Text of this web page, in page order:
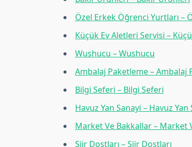
Özel Erkek Öğrenci Yurtları –
Küçük Ev Aletleri Servisi –
Wushucu – Wushucu
Ambalaj Paketleme – Ambalaj
Bilgi Seferi – Bilgi Seferi
Havuz Yan Sanayi – Havuz Yan
Market Ve Bakkallar – Market
Şiir Dostları – Şiir Dostları